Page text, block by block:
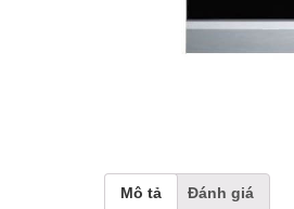
Mô tả Đánh giá